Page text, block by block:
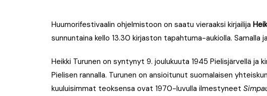
Huumorifestivaalin ohjelmistoon on saatu vieraaksi kirjailija
sunnuntaina kello 13.30 kirjaston tapahtuma-aukiolla. Samalla
Heikki Turunen on syntynyt 9. joulukuuta 1945 Pielisjärvellä ja
Pielisen rannalla. Turunen on ansioitunut suomalaisen
kuuluisimmat teoksensa ovat 1970-luvulla ilmestyneet